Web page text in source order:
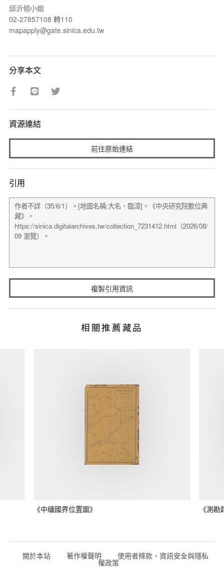
邱沂翎小姐
02-27857108 轉110
mapapply@gate.sinica.edu.tw
分享本文
資源連結
前往原始連結
引用
複製引用資訊
相關推薦藏品
《中緬國界位置圖》 《測
關於本站 著作權聲明 使用者條款、資訊安全與隱私
權政策